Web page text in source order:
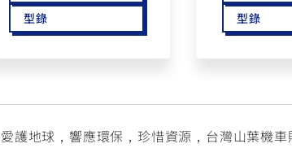
型錄
型錄
愛護地球，響應環保，珍惜資源，台灣山葉機車